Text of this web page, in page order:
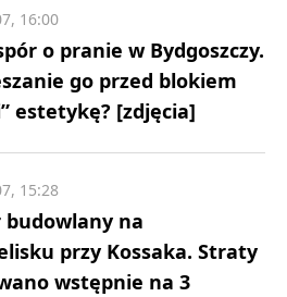
o pranie w Bydgoszczy.
go przed blokiem
estetykę? [zdjęcia]
16:00
budowlany na
przy Kossaka. Straty
wstępnie na 3
15:28